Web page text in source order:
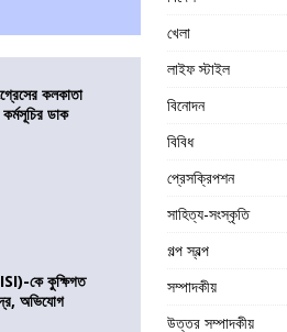
কলকাতা
ডাক
কে কুক্ষিগত
অভিযোগ
খেলা
লাইফ স্টাইল
বিনোদন
বিবিধ
প্রেসক্রিপশন
সাহিত্য-সংস্কৃতি
গল্প স্বল্প
সম্পাদকীয়
উত্তর সম্পাদকীয়